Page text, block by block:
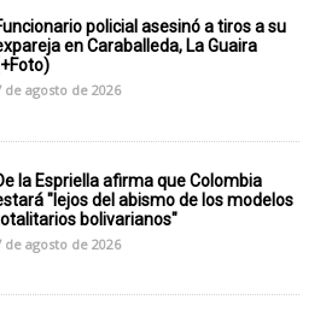
policial asesinó a tiros a su
en Caraballeda, La Guaira
de agosto de 2026
la Espriella afirma que Colombia
"lejos del abismo de los modelos
bolivarianos"
de agosto de 2026